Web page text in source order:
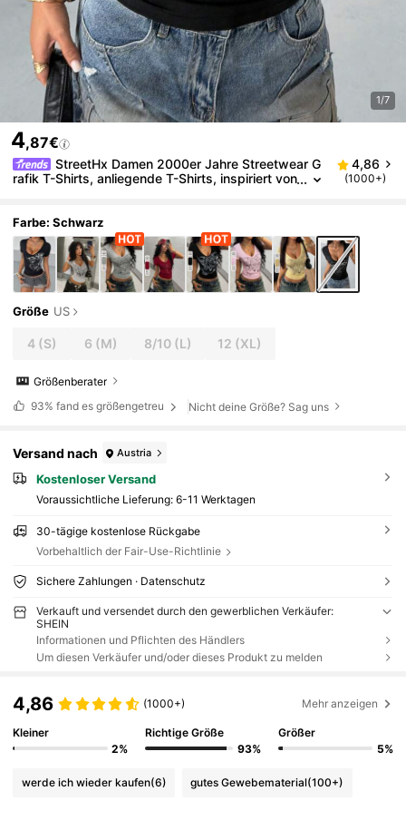
1/7
4,87€
StreetHx Damen 2000er Jahre Streetwear G
rafik T-Shirts, anliegende T-Shirts, inspiriert von
4,86
(1000+)
Farbe: Schwarz
Größe US
4 (S) 6 (M) 8/10(L) 12 (XL)
Größenberater
93% fand es größengetreu Nicht deine Größe? Sag uns
Versand nach Austria
Kostenloser Versand
Voraussichtliche Lieferung: 6-11 Werktagen
30-tägige kostenlose Rückgabe
Vorbehaltlich der Fair-Use-Richtlinie
Sichere Zahlungen · Datenschutz
Verkauft und versendet durch den gewerblichen Verkäufer:
SHEIN
Informationen und Pflichten des Händlers
Um diesen Verkäufer und/oder dieses Produkt zu melden
4,86 (1000+) Mehr anzeigen
Kleiner
2%
Richtige Größe
93%
Größer
5%
werde ich wieder kaufen(6) gutes Gewebematerial(100+)